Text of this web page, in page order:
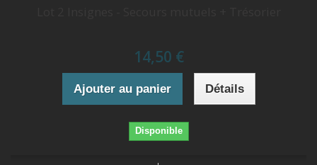
14,50 €
Ajouter au panier Détails
Disponible